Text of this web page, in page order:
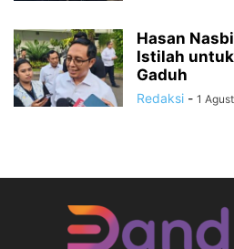
Hasan
Istilah untuk
Gaduh
Redaksi - 1